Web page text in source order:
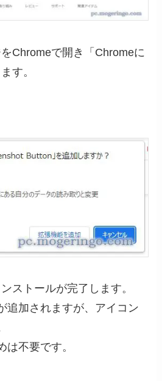
Chromeで開き「Chromeに
す。
ストールが完了します。
追加されますが、アイコン
は不要です。